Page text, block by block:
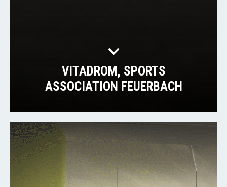
VITADROM, SPORTS
ASSOCIATION FEUERBACH